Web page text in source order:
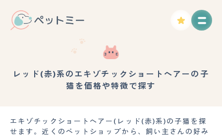
レッド(赤)系のエキゾチックショートヘアーの子
猫を価格や特徴で探す
エキゾチックショートヘアー(レッド(赤)系)の子猫を探
せます。近くのペットショップから、飼い主さんの好み